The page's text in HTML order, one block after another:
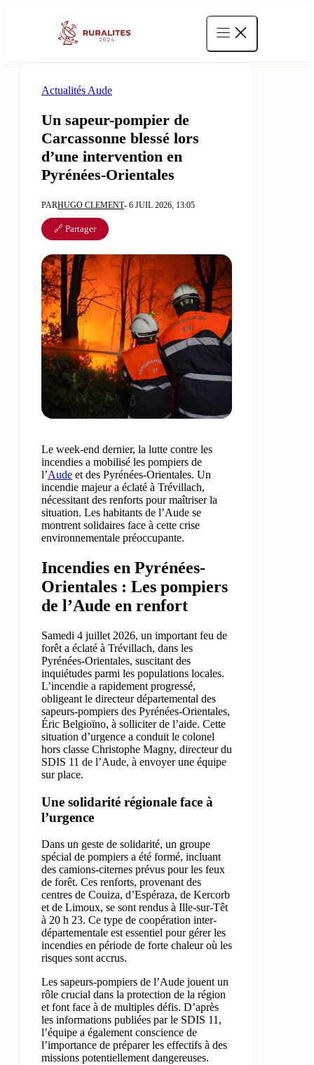
Actualités Aude
Un sapeur-pompier de
Carcassonne blessé lors
d’une intervention en
Pyrénées-Orientales
PARHUGO CLEMENT- 6 JUIL 2026, 13:05
🔗 Partager
Le week-end dernier, la lutte contre les
incendies a mobilisé les pompiers de
l’Aude et des Pyrénées-Orientales. Un
incendie majeur a éclaté à Trévillach,
nécessitant des renforts pour maîtriser la
situation. Les habitants de l’Aude se
montrent solidaires face à cette crise
environnementale préoccupante.
Incendies en Pyrénées-
Orientales : Les pompiers
de l’Aude en renfort
Samedi 4 juillet 2026, un important feu de
forêt a éclaté à Trévillach, dans les
Pyrénées-Orientales, suscitant des
inquiétudes parmi les populations locales.
L’incendie a rapidement progressé,
obligeant le directeur départemental des
sapeurs-pompiers des Pyrénées-Orientales,
Éric Belgioïno, à solliciter de l’aide. Cette
situation d’urgence a conduit le colonel
hors classe Christophe Magny, directeur du
SDIS 11 de l’Aude, à envoyer une équipe
sur place.
Une solidarité régionale face à
l’urgence
Dans un geste de solidarité, un groupe
spécial de pompiers a été formé, incluant
des camions-citernes prévus pour les feux
de forêt. Ces renforts, provenant des
centres de Couiza, d’Espéraza, de Kercorb
et de Limoux, se sont rendus à Ille-sur-Têt
à 20 h 23. Ce type de coopération inter-
départementale est essentiel pour gérer les
incendies en période de forte chaleur où les
risques sont accrus.
Les sapeurs-pompiers de l’Aude jouent un
rôle crucial dans la protection de la région
et font face à de multiples défis. D’après
les informations publiées par le SDIS 11,
l’équipe a également conscience de
l’importance de préparer les effectifs à des
missions potentiellement dangereuses.